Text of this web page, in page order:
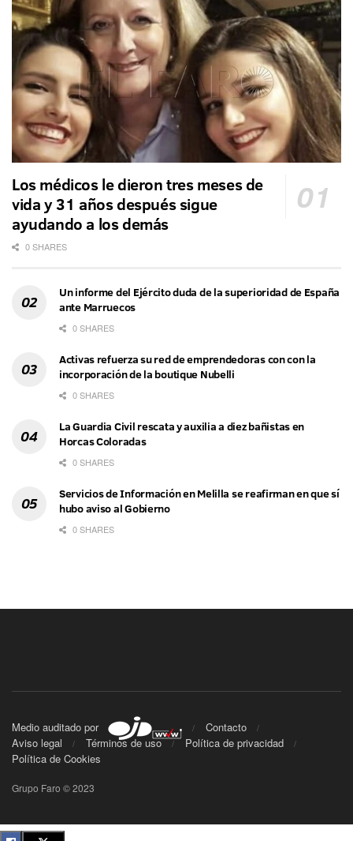
Los médicos le dieron tres meses de
vida y 31 años después sigue
ayudando a los demás
0 SHARES
Un informe del Ejército duda de la superioridad de España
ante Marruecos
0 SHARES
Activas refuerza su red de emprendedoras con con la
incorporación de la boutique Nubelli
0 SHARES
La Guardia Civil rescata y auxilia a diez bañistas en
Horcas Coloradas
0 SHARES
Servicios de Información en Melilla se reafirman en que sí
hubo aviso al Gobierno
0 SHARES
Medio auditado por
Contacto
Aviso legal
Términos de uso
Política de privacidad
Política de Cookies
Grupo Faro © 2023